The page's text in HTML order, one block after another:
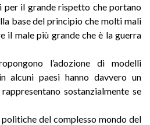
per il grande rispetto che portano
base del principio che molti mali
il male più grande che è la guerra
l’adozione di modelli
alcuni paesi hanno davvero un
sostanzialmente se
politiche del complesso mondo del